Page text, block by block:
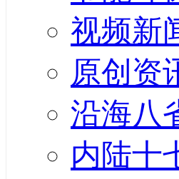
视频新
原创资
沿海八
内陆十